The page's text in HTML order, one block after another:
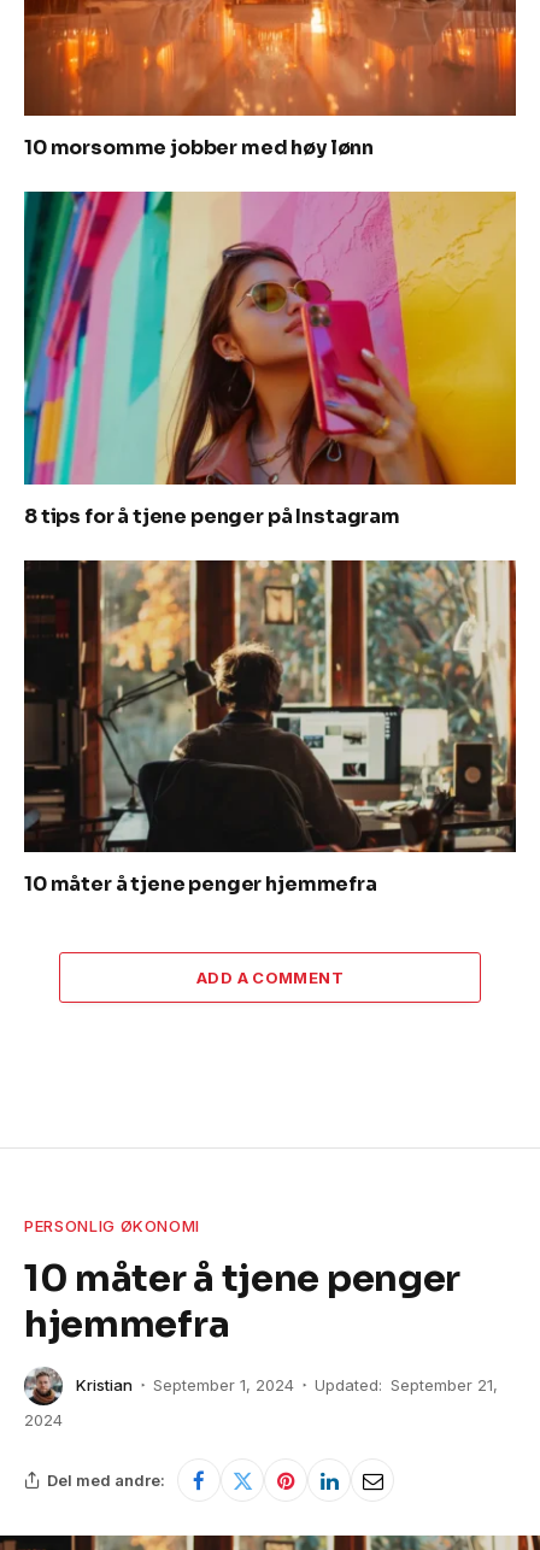
10 morsomme jobber med høy lønn
8 tips for å tjene penger på Instagram
10 måter å tjene penger hjemmefra
ADD A COMMENT
PERSONLIG ØKONOMI
10 måter å tjene penger
hjemmefra
Kristian September 1, 2024 Updated: September 21,
2024
Del med andre: